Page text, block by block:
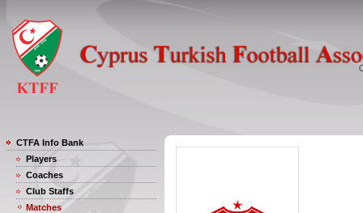
CTFA Info Bank
Players
Coaches
Club Staffs
Matches